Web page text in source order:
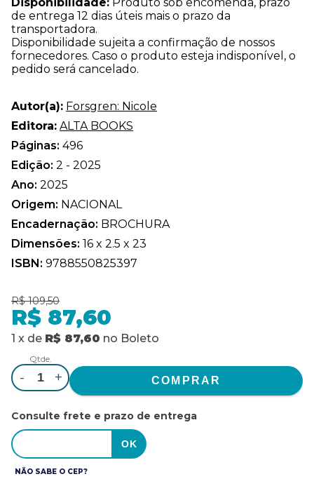
de entrega 12 dias úteis mais o prazo da
transportadora.
Disponibilidade sujeita a confirmação de nossos
fornecedores. Caso o produto esteja indisponível, o
pedido será cancelado.
Autor(a): Forsgren: Nicole
Editora: ALTA BOOKS
Páginas: 496
Edição: 2 - 2025
Ano: 2025
Origem: NACIONAL
Encadernação: BROCHURA
Dimensões: 16 x 2.5 x 23
ISBN: 9788550825397
R$ 109,50
R$ 87,60
1 x de R$ 87,60 no Boleto
Qtde.
- +
Consulte frete e prazo de entrega
NÃO SABE O CEP?